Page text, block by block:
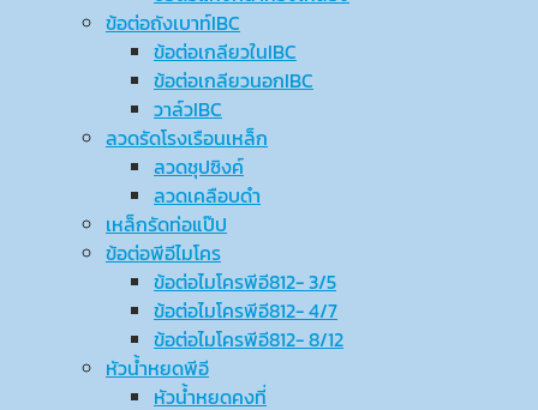
ข้อต่อถังเบาท์IBC
ข้อต่อเกลียวในIBC
ข้อต่อเกลียวนอกIBC
วาล์วIBC
ลวดรัดโรงเรือนเหล็ก
ลวดชุปซิงค์
ลวดเคลือบดำ
เหล็กรัดท่อแป๊ป
ข้อต่อพีอีไมโคร
ข้อต่อไมโครพีอี812- 3/5
ข้อต่อไมโครพีอี812- 4/7
ข้อต่อไมโครพีอี812- 8/12
หัวน้ำหยดพีอี
หัวน้ำหยดคงที่